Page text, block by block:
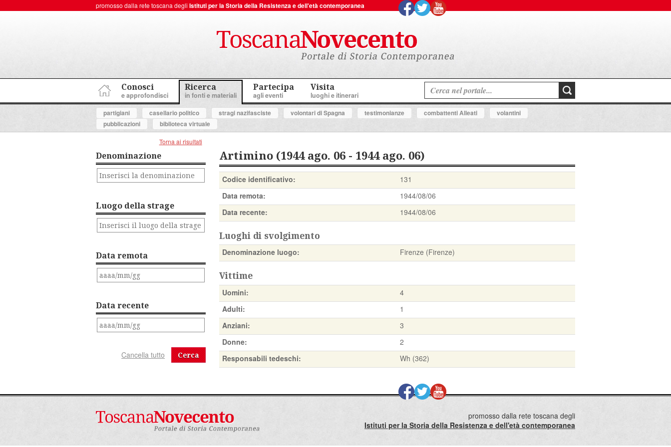
promosso dalla rete toscana degli Istituti per la Storia della Resistenza e dell'età contemporanea
Conosci
e approfondisci
Ricerca
in fonti e materiali
Partecipa
agli eventi
Visita
luoghi e itinerari
partigiani
casellario politico stragi nazifasciste volontari di Spagna testimonianze combattenti Alleati
volantini
pubblicazioni
biblioteca virtuale
Denominazione
Luogo della strage
Data remota
Data recente
Cerca
Torna ai risultati
Artimino (1944 ago. 06 - 1944 ago. 06)
Codice identificativo:
131
Data remota:
1944/08/06
Data recente:
1944/08/06
Luoghi di svolgimento
Denominazione luogo: Firenze (Firenze)
Vittime
Uomini:
4
Adulti:
1
Anziani:
3
Donne:
2
Responsabili tedeschi:
Wh (362)
promosso dalla rete toscana degli
Istituti per la Storia della Resistenza e dell'età contemporanea